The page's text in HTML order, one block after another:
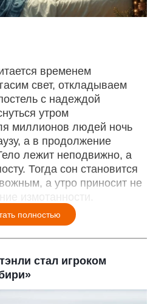
временем
свет, откладываем
с надеждой
утром
миллионов людей ночь
а в продолжение
лежит неподвижно, а
Тогда сон становится
а утро приносит не
измотанности.
полностью
стал игроком